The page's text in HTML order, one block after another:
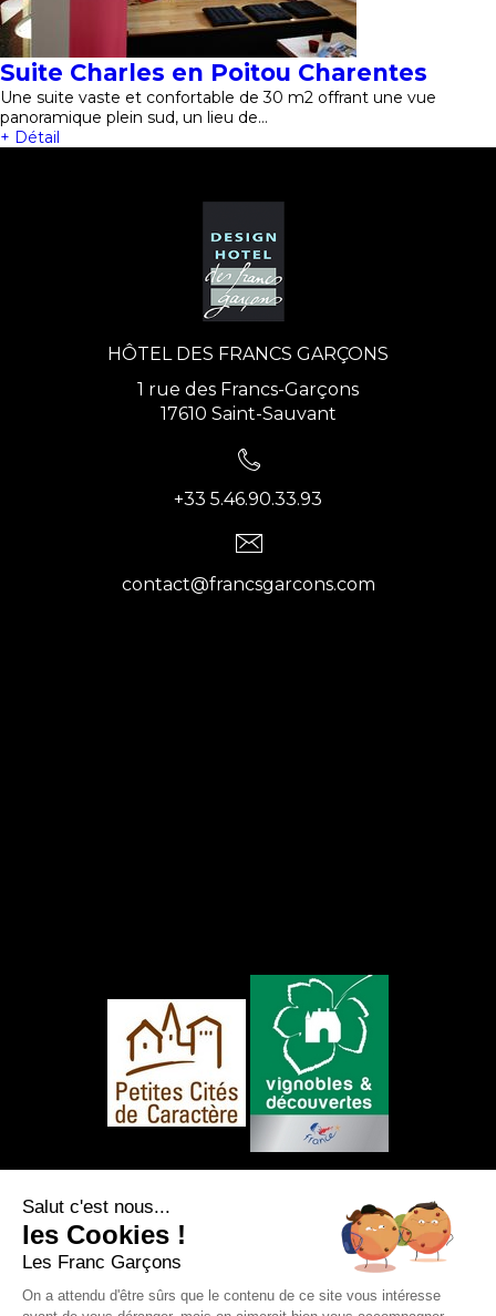
Suite Charles en Poitou Charentes
Une suite vaste et confortable de 30 m2 offrant une vue
panoramique plein sud, un lieu de…
+ Détail
HÔTEL DES FRANCS GARÇONS
1 rue des Francs-Garçons
17610 Saint-Sauvant
+33 5.46.90.33.93
contact@francsgarcons.com
Salut c'est nous...
les Cookies !
Les Franc Garçons
On a attendu d'être sûrs que le contenu de ce site vous intéresse